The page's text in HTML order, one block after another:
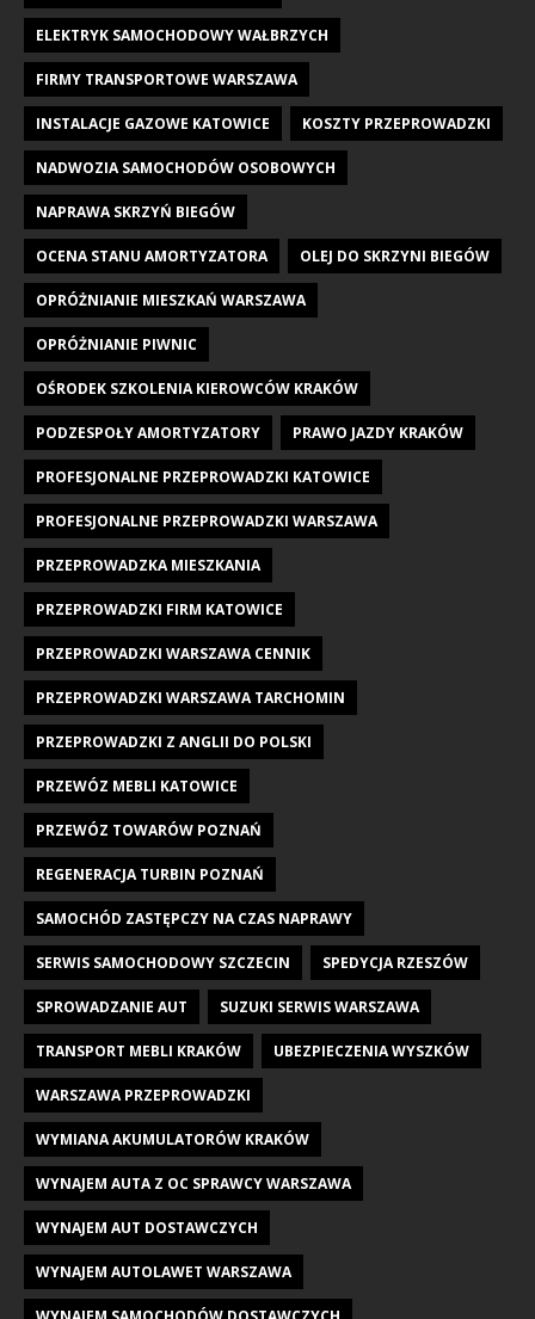
ELEKTRYK SAMOCHODOWY WAŁBRZYCH
FIRMY TRANSPORTOWE WARSZAWA
INSTALACJE GAZOWE KATOWICE KOSZTY PRZEPROWADZKI
NADWOZIA SAMOCHODÓW OSOBOWYCH
NAPRAWA SKRZYŃ BIEGÓW
OCENA STANU AMORTYZATORA OLEJ DO SKRZYNI BIEGÓW
OPRÓŻNIANIE MIESZKAŃ WARSZAWA
OPRÓŻNIANIE PIWNIC
OŚRODEK SZKOLENIA KIEROWCÓW KRAKÓW
PODZESPOŁY AMORTYZATORY PRAWO JAZDY KRAKÓW
PROFESJONALNE PRZEPROWADZKI KATOWICE
PROFESJONALNE PRZEPROWADZKI WARSZAWA
PRZEPROWADZKA MIESZKANIA
PRZEPROWADZKI FIRM KATOWICE
PRZEPROWADZKI WARSZAWA CENNIK
PRZEPROWADZKI WARSZAWA TARCHOMIN
PRZEPROWADZKI Z ANGLII DO POLSKI
PRZEWÓZ MEBLI KATOWICE
PRZEWÓZ TOWARÓW POZNAŃ
REGENERACJA TURBIN POZNAŃ
SAMOCHÓD ZASTĘPCZY NA CZAS NAPRAWY
SERWIS SAMOCHODOWY SZCZECIN SPEDYCJA RZESZÓW
SPROWADZANIE AUT SUZUKI SERWIS WARSZAWA
TRANSPORT MEBLI KRAKÓW UBEZPIECZENIA WYSZKÓW
WARSZAWA PRZEPROWADZKI
WYMIANA AKUMULATORÓW KRAKÓW
WYNAJEM AUTA Z OC SPRAWCY WARSZAWA
WYNAJEM AUT DOSTAWCZYCH
WYNAJEM AUTOLAWET WARSZAWA